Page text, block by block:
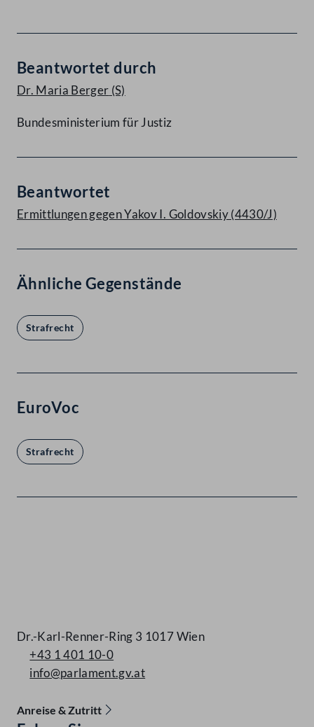
Beantwortet durch
Dr. Maria Berger (S)
Bundesministerium für Justiz
Beantwortet
Ermittlungen gegen Yakov I. Goldovskiy (4430/J)
Ähnliche Gegenstände
Strafrecht
EuroVoc
Strafrecht
Dr.-Karl-Renner-Ring 3 1017 Wien
+43 1 401 10-0
info@parlament.gv.at
Anreise & Zutritt